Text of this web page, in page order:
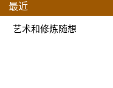
最近
艺术和修炼随想